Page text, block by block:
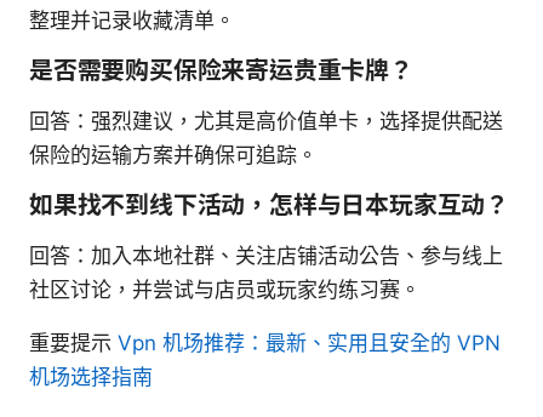
整理并记录收藏清单。
是否需要购买保险来寄运贵重卡牌？
回答：强烈建议，尤其是高价值单卡，选择提供配送
保险的运输方案并确保可追踪。
如果找不到线下活动，怎样与日本玩家互动？
回答：加入本地社群、关注店铺活动公告、参与线上
社区讨论，并尝试与店员或玩家约练习赛。
重要提示 Vpn 机场推荐：最新、实用且安全的 VPN
机场选择指南